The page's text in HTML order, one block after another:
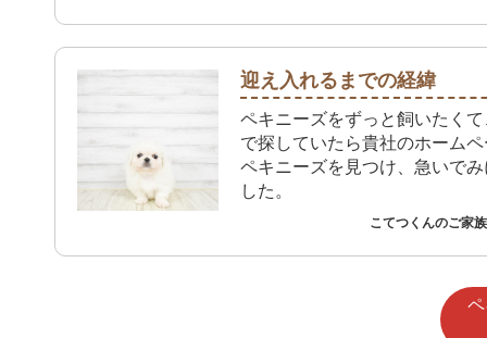
迎え入れるまでの経緯
ペキニーズをずっと飼いたく
で探していたら貴社のホーム
ペキニーズを見つけ、急いで
した。
こてつくんのご家